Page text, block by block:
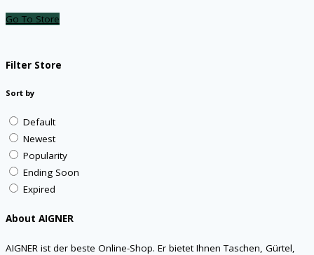
Go To Store
Filter Store
Sort by
Default
Newest
Popularity
Ending Soon
Expired
About AIGNER
AIGNER ist der beste Online-Shop. Er bietet Ihnen Taschen, Gürtel,